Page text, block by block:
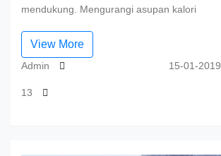
Admin 15-01-2019
13
mendukung. Mengurangi asupan kalori
View More